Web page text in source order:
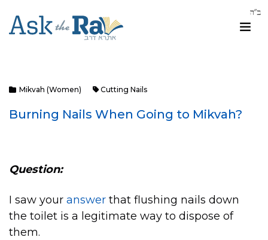
Mikvah (Women) Cutting Nails
Burning Nails When Going to Mikvah?
Question:
I saw your answer that flushing nails down
the toilet is a legitimate way to dispose of
them.